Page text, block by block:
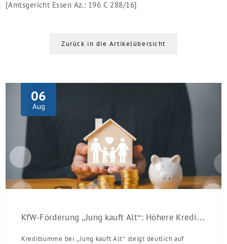
[Amtsgericht Essen Az.: 196 C 288/16]
Zurück in die Artikelübersicht
06
Aug
KfW-Förderung „Jung kauft Alt“: Höhere Kredite ab August 2026
Kreditsumme bei „Jung kauft Alt“ steigt deutlich auf